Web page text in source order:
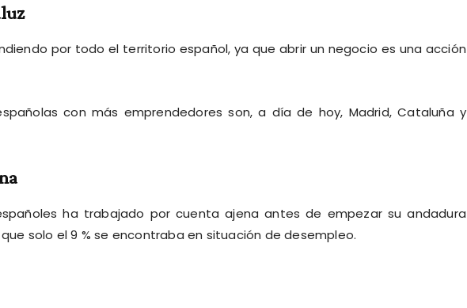
por todo el territorio español, ya que abrir un negocio es una acción
con más emprendedores son, a día de hoy, Madrid, Cataluña y
ha trabajado por cuenta ajena antes de empezar su andadura
solo el 9 % se encontraba en situación de desempleo.